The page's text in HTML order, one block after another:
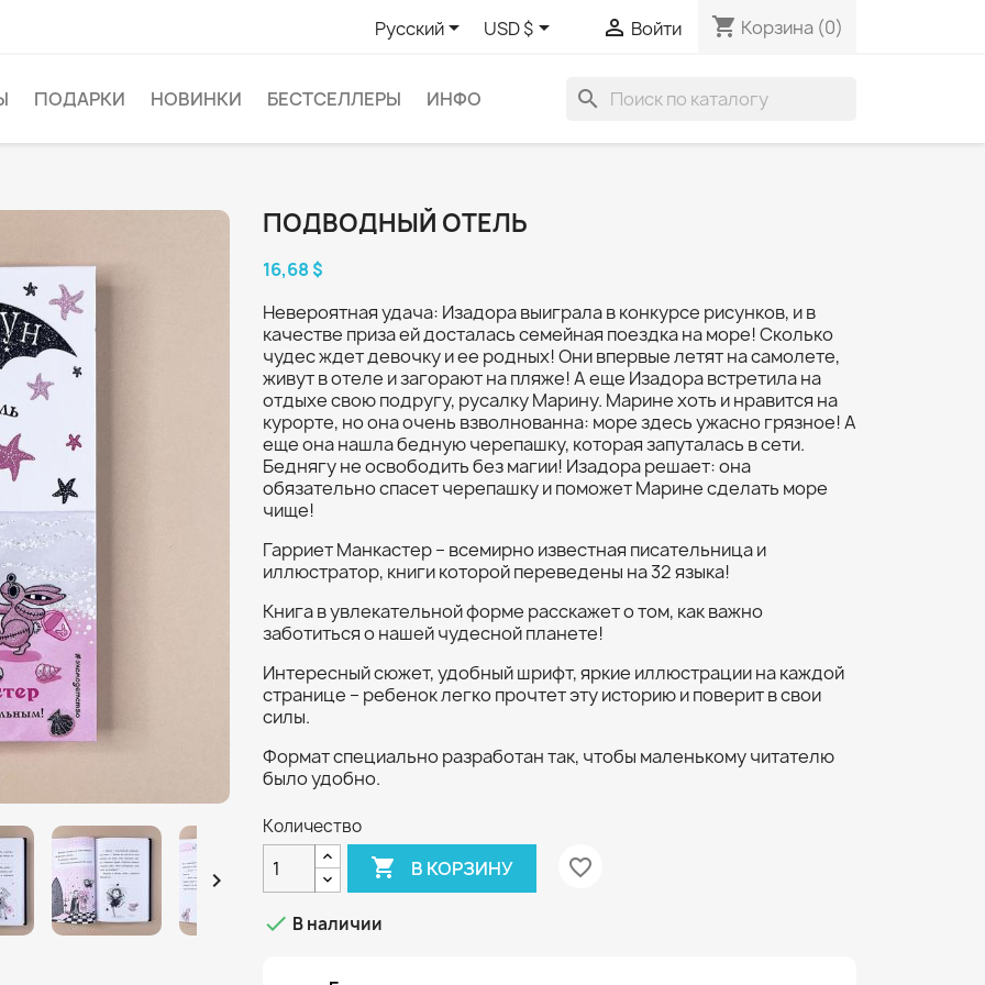
Русский USD $  Войти shopping_cart Корзина (0)
ПОДАРКИ НОВИНКИ БЕСТСЕЛЛЕРЫ ИНФО search

ПОДВОДНЫЙ ОТЕЛЬ
16,68 $
Невероятная удача: Изадора выиграла в конкурсе рисунков, и в
качестве приза ей досталась семейная поездка на море! Сколько
чудес ждет девочку и ее родных! Они впервые летят на самолете,
живут в отеле и загорают на пляже! А еще Изадора встретила на
отдыхе свою подругу, русалку Марину. Марине хоть и нравится на
курорте, но она очень взволнованна: море здесь ужасно грязное! А
еще она нашла бедную черепашку, которая запуталась в сети.
Беднягу не освободить без магии! Изадора решает: она
обязательно спасет черепашку и поможет Марине сделать море
чище!
Гарриет Манкастер – всемирно известная писательница и
иллюстратор, книги которой переведены на 32 языка!
Книга в увлекательной форме расскажет о том, как важно
заботиться о нашей чудесной планете!
Интересный сюжет, удобный шрифт, яркие иллюстрации на каждой
странице – ребенок легко прочтет эту историю и поверит в свои
силы.
Формат специально разработан так, чтобы маленькому читателю
было удобно.
Количество
 В КОРЗИНУ favorite_border
 В наличии